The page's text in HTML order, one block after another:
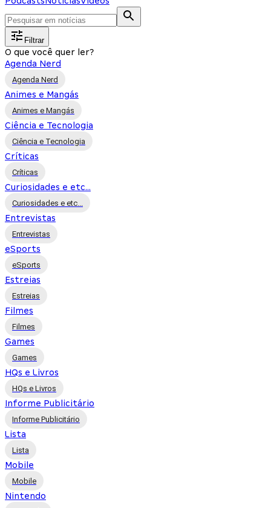
Filtrar
O que você quer ler?
Agenda Nerd
Agenda Nerd
Animes e Mangás
Animes e Mangás
Ciência e Tecnologia
Ciência e Tecnologia
Críticas
Críticas
Curiosidades e etc...
Curiosidades e etc...
Entrevistas
Entrevistas
eSports
eSports
Estreias
Estreias
Filmes
Filmes
Games
Games
HQs e Livros
HQs e Livros
Informe Publicitário
Informe Publicitário
Lista
Lista
Mobile
Mobile
Nintendo